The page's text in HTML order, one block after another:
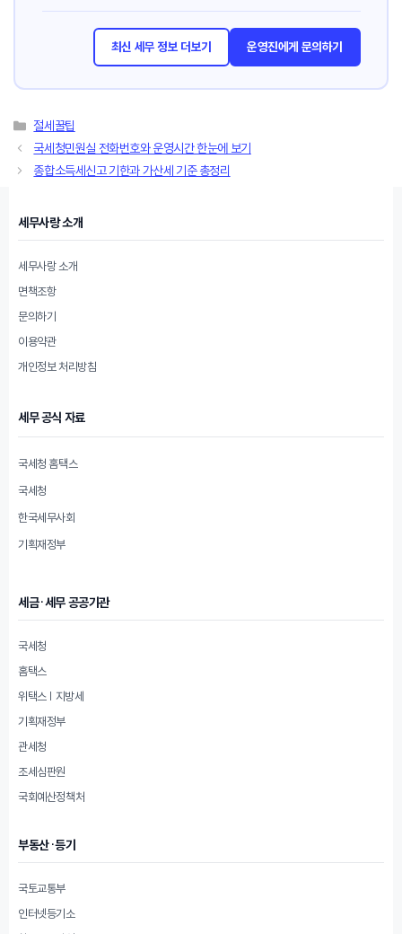
최신 세무 정보 더보기 운영진에게 문의하기
카
테
리
절세꿀팁
국세청민원실 전화번호와 운영시간 한눈에 보기
종합소득세신고 기한과 가산세 기준 총정리
세무사랑 소개
세무사랑 소개
면책조항
문의하기
이용약관
개인정보 처리방침
세무 공식 자료
국세청 홈택스
국세청
한국세무사회
기획재정부
세금·세무 공공기관
국세청
홈택스
위택스 | 지방세
기획재정부
관세청
조세심판원
국회예산정책처
부동산·등기
국토교통부
인터넷등기소